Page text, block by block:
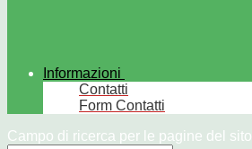
Informazioni
Contatti
Form Contatti
Campo di ricerca per le pagine del sito